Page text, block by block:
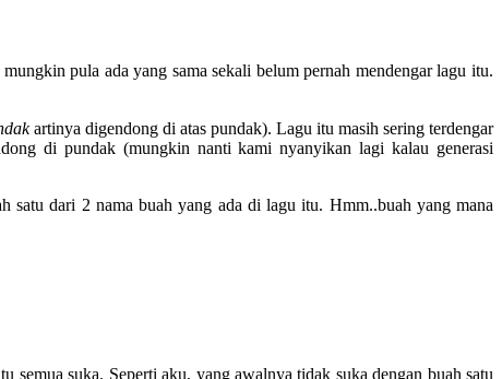
pula ada yang sama sekali belum pernah mendengar lagu itu.
artinya digendong di atas pundak). Lagu itu masih sering terdengar
di pundak (mungkin nanti kami nyanyikan lagi kalau generasi
satu dari 2 nama buah yang ada di lagu itu. Hmm..buah yang mana
semua suka. Seperti aku, yang awalnya tidak suka dengan buah satu